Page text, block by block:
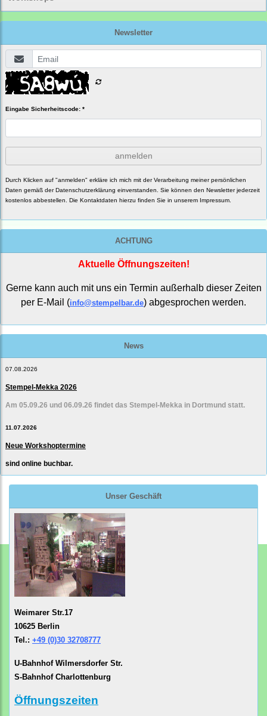
Newsletter
Eingabe Sicherheitscode: *
anmelden
Durch Klicken auf "anmelden" erkläre ich mich mit der Verarbeitung meiner persönlichen
Daten gemäß der Datenschutzerklärung einverstanden. Sie können den Newsletter jederzeit
kostenlos abbestellen. Die Kontaktdaten hierzu finden Sie in unserem Impressum.
ACHTUNG
Aktuelle Öffnungszeiten!
Gerne kann auch mit uns ein Termin außerhalb dieser Zeiten
per E-Mail (info@stempelbar.de) abgesprochen werden.
News
07.08.2026
Stempel-Mekka 2026
Am 05.09.26 und 06.09.26 findet das Stempel-Mekka in Dortmund statt.
11.07.2026
Neue Workshoptermine
sind online buchbar.
Unser Geschäft
Weimarer Str.17
10625 Berlin
Tel.: +49 (0)30 32708777
U-Bahnhof Wilmersdorfer Str.
S-Bahnhof Charlottenburg
Öffnungszeiten